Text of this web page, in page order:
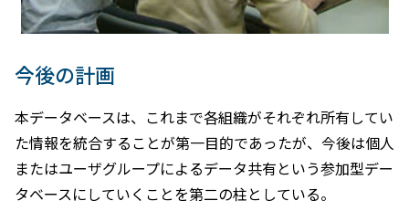
今後の計画
本データベースは、これまで各組織がそれぞれ所有してい
た情報を統合することが第一目的であったが、今後は個人
またはユーザグループによるデータ共有という参加型デー
タベースにしていくことを第二の柱としている。